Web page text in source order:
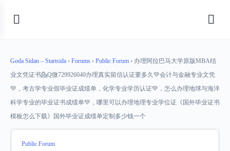
Goda Sidan – Startsida › Forums › Public Forum › 办理阿拉巴马大学原版MBA结
业文凭证书💁Q微729926040办理真实留信认证要多久💚会计与金融专业文凭
💚，考古学专业假毕业证成绩单，化学专业学历认证💚，怎么办理地球与海洋
科学专业的毕业证书成绩单💚，哪里可以办理地理专业学位证《国外毕业证书
模板怎么下载》国外毕业证成绩单定制多少钱一个
Public Forum